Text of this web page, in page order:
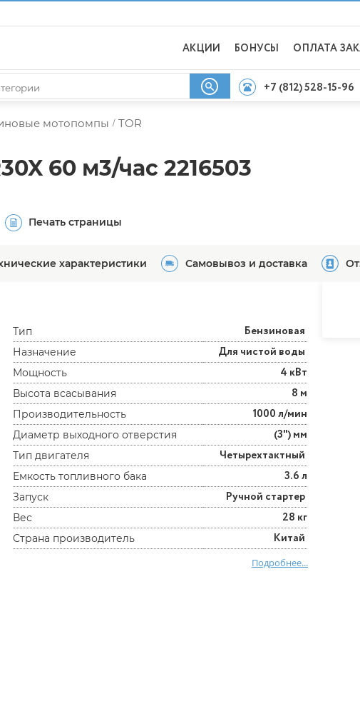
АКЦИИ БОНУСЫ ОПЛАТА
+7 (812) 528-15-96
мотопомпы / TOR
60 м3/час 2216503
Печать страницы
характеристики Самовывоз и доставка
Тип Бензиновая
Назначение Для чистой воды
Мощность 4 кВт
Высота всасывания 8 м
Производительность 1000 л/мин
Диаметр выходного отверстия (3") мм
Тип двигателя Четырехтактный
Емкость топливного бака 3.6 л
Запуск Ручной стартер
Вес 28 кг
Страна производитель Китай
Подробнее...